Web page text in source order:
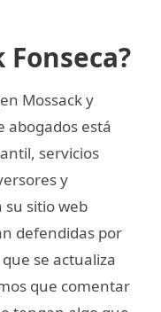
Fonseca?
Mossack y
abogados está
servicios
y
sitio web
defendidas por
se actualiza
que comentar